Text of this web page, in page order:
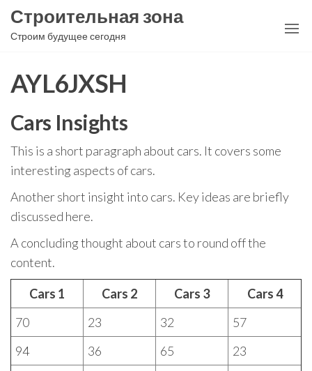
Перейти
Строительная зона
Строим будущее сегодня
AYL6JXSH
Cars Insights
This is a short paragraph about cars. It covers some
interesting aspects of cars.
Another short insight into cars. Key ideas are briefly
discussed here.
A concluding thought about cars to round off the
content.
Cars 1 Cars 2 Cars 3
Cars 4
70
23 32
57
94
36 65
23